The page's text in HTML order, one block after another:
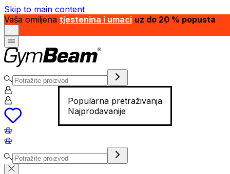
Skip to main content
Vaša omiljena tjestenina i umaci uz do 20 % popusta
Popularna pretraživanja
Najprodavanije